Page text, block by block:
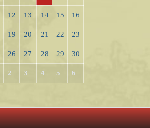
12 13 14 15 16
19 20 21 22 23
26 27 28 29 30
2 3 4 5 6